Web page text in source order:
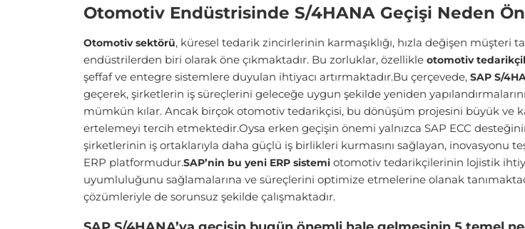
Otomotiv Endüstrisinde S/4HANA Geçişi Neden
Otomotiv sektörü, küresel tedarik zincirlerinin karmaşıklığı, hızla değişen müşteri
endüstrilerden biri olarak öne çıkmaktadır. Bu zorluklar, özellikle otomotiv
şeffaf ve entegre sistemlere duyulan ihtiyacı artırmaktadır.Bu çerçevede, SAP S/
geçerek, şirketlerin iş süreçlerini geleceğe uygun şekilde yeniden
mümkün kılar. Ancak birçok otomotiv tedarikçisi, bu dönüşüm projesini büyük ve
ertelemeyi tercih etmektedir.Oysa erken geçişin önemi yalnızca SAP ECC
şirketlerinin iş ortaklarıyla daha güçlü iş birlikleri kurmasını sağlayan, inovasyonu
ERP platformudur.SAP’nin bu yeni ERP sistemi otomotiv tedarikçilerinin lojistik
uyumluluğunu sağlamalarına ve süreçlerini optimize etmelerine olanak
çözümleriyle de sorunsuz şekilde çalışmaktadır.